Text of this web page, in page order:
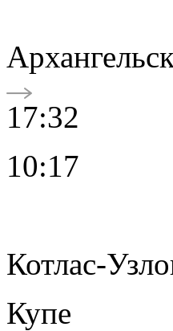
17:32
10:17
Котлас-
Купе